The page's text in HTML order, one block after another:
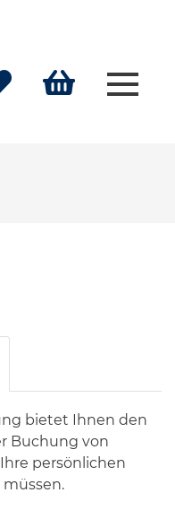
bietet Ihnen den
Buchung von
persönlichen